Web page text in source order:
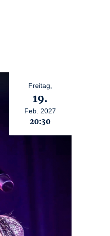
Freitag,
19.
Feb. 2027
20:30